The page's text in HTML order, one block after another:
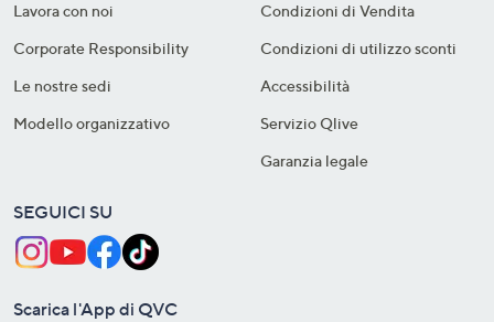
Lavora con noi
Corporate Responsibility
Le nostre sedi
Modello organizzativo
Condizioni di Vendita
Condizioni di utilizzo sconti
Accessibilità
Servizio Qlive
Garanzia legale
SEGUICI SU
Scarica l'App di QVC